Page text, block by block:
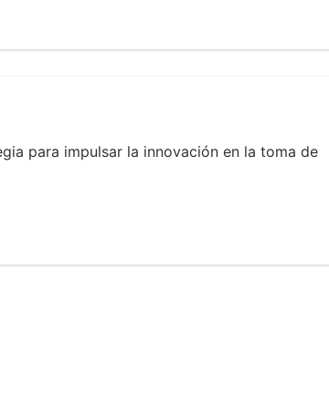
para impulsar la innovación en la toma de